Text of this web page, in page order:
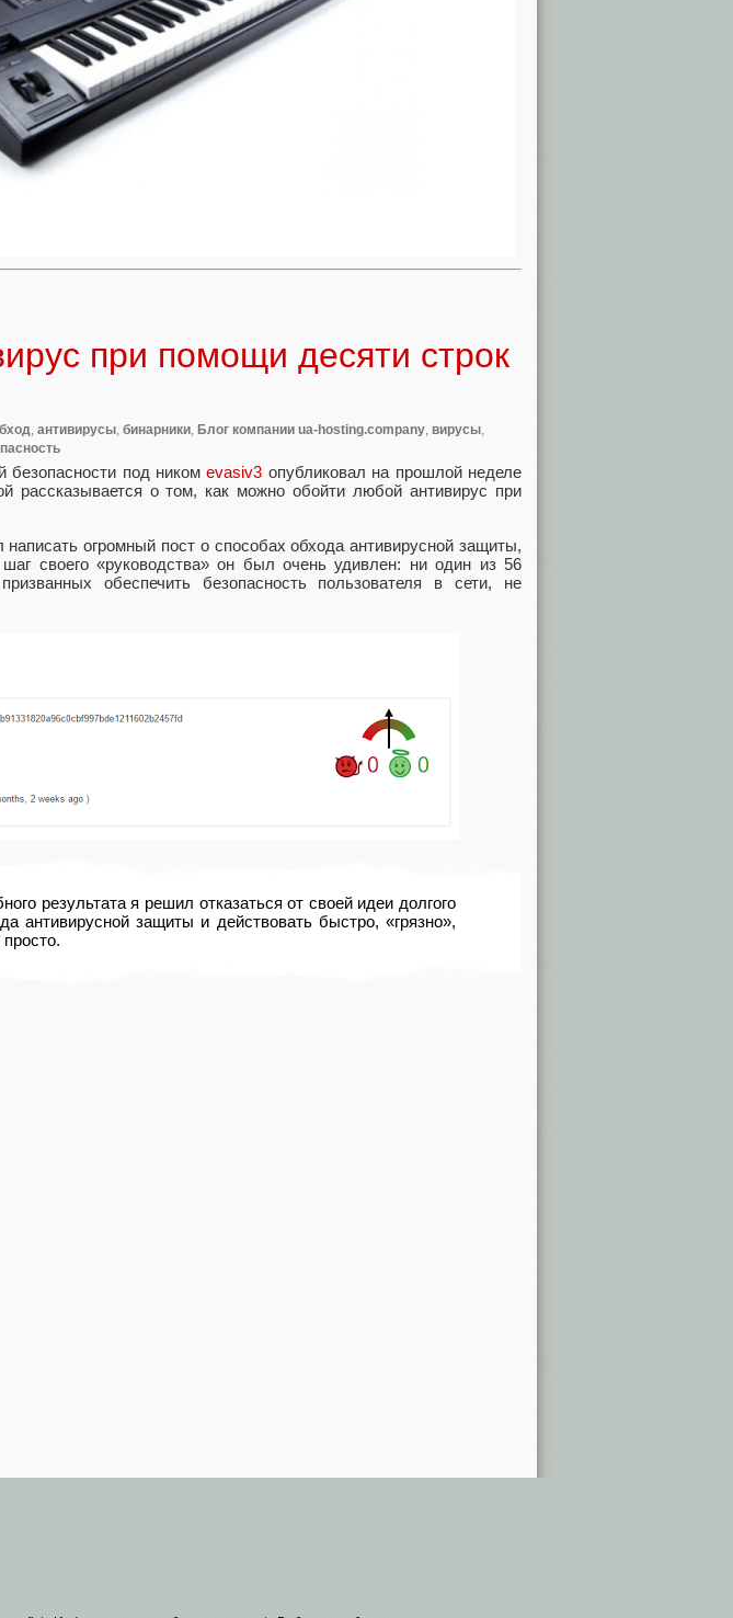
при помощи десяти строк
антивирусы бинарники Блог компании ua-hosting.company вирусы
безопасности под никомevasiv3 опубликовал на прошлой неделе
рассказывается о том, как можно обойти любой антивирус при
огромный пост о способах обхода антивирусной защиты,
своего «руководства» он был очень удивлен: ни один из 56
обеспечить безопасность пользователя в сети, не
результата я решил отказаться от своей идеи долгого
антивирусной защиты и действовать быстро, «грязно»,